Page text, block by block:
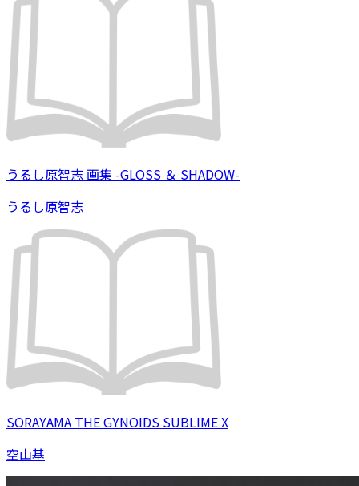
うるし原智志 画集 -GLOSS ＆ SHADOW-
うるし原智志
SORAYAMA THE GYNOIDS SUBLIME X
空山基